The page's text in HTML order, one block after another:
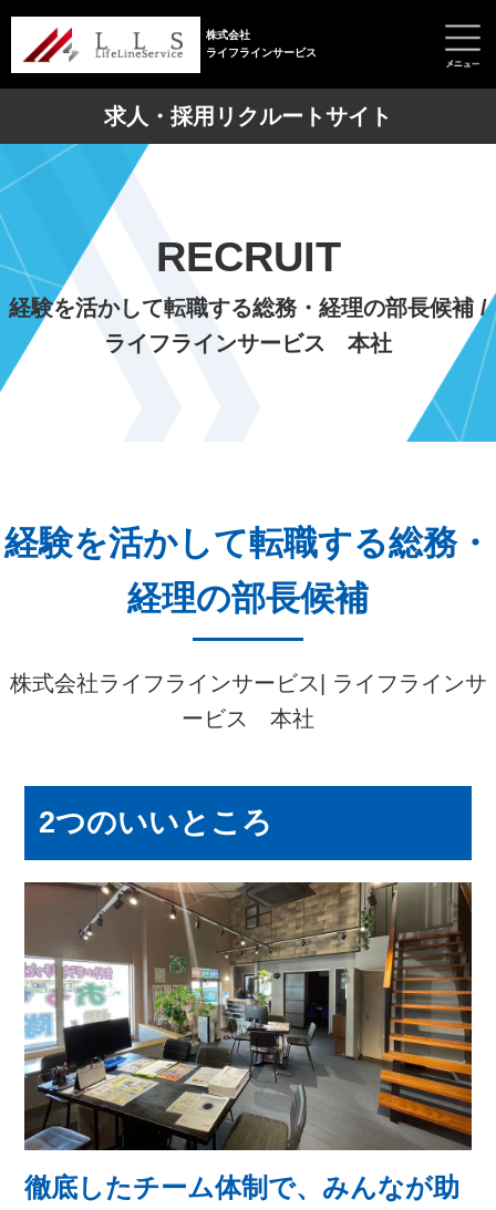
株式会社
ライフラインサービス
求人・採用リクルートサイト
RECRUIT
経験を活かして転職する総務・経理の部長候補 /
ライフラインサービス 本社
経験を活かして転職する総務・
経理の部長候補
株式会社ライフラインサービス| ライフラインサ
ービス 本社
2つのいいところ
徹底したチーム体制で、みんなが助